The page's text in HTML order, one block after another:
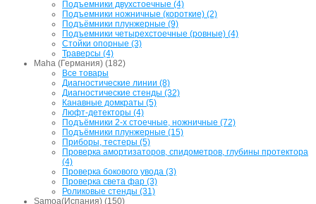
Подъемники двухстоечные (4)
Подъемники ножничные (короткие) (2)
Подъёмники плунжерные (9)
Подъемники четырехстоечные (ровные) (4)
Стойки опорные (3)
Траверсы (4)
Maha (Германия) (182)
Все товары
Диагностические линии (8)
Диагностические стенды (32)
Канавные домкраты (5)
Люфт-детекторы (4)
Подъёмники 2-х стоечные, ножничные (72)
Подъёмники плунжерные (15)
Приборы, тестеры (5)
Проверка амортизаторов, спидометров, глубины протектора
(4)
Проверка бокового увода (3)
Проверка света фар (3)
Роликовые стенды (31)
Samoa(Испания) (150)